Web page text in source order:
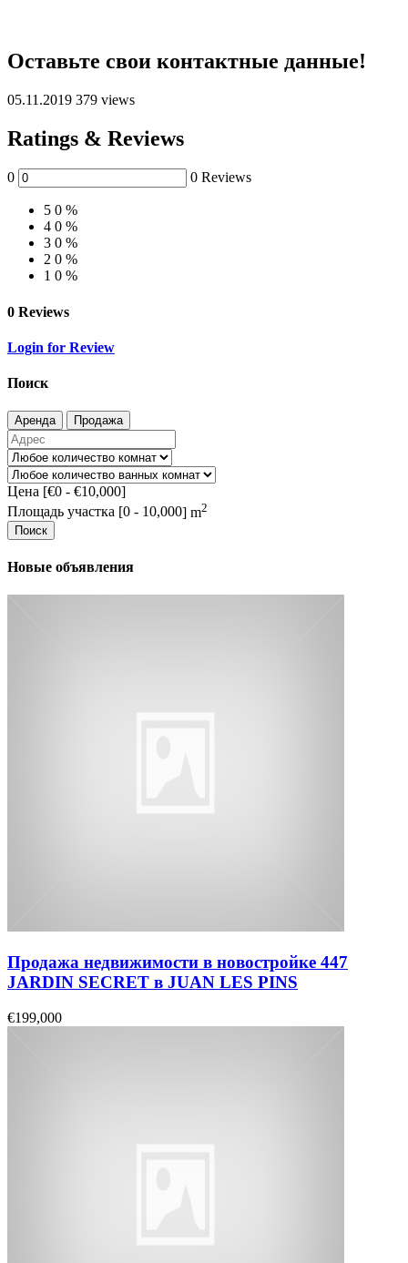
Оставьте свои контактные данные!
05.11.2019 379 views
Ratings & Reviews
0 0 Reviews
5 0 %
4 0 %
3 0 %
2 0 %
1 0 %
0 Reviews
Login for Review
Поиск
Аренда Продажа
Цена [€0 - €10,000]
Площадь участка [0 - 10,000] m2
Поиск
Новые объявления
Продажа недвижимости в новостройке 447
JARDIN SECRET в JUAN LES PINS
€199,000